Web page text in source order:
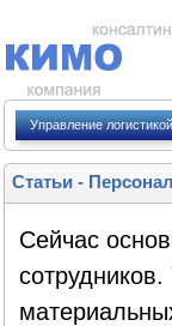
Управление логистикой
Статьи-
Сейчас